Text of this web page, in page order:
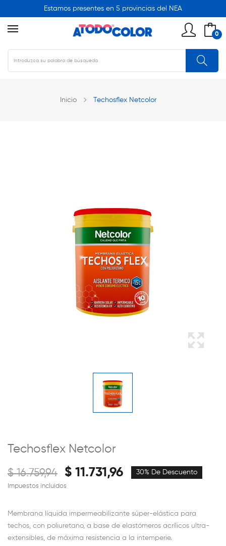
Estamos presentes en 5 provincias del NEA
0
Inicio Techosflex Netcolor
Techosflex Netcolor
$ 16.759,94 $ 11.731,96 30% De Descuento
Impuestos incluidos
Membrana líquida impermeabilizante súper-elástica para
techos, con poliuretano, a base de elastómeros acrílicos ultra-
extensibles, de máxima resistencia a la intemperie.